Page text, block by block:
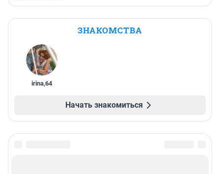
ЗНАКОМСТВА
irina,64
Начать знакомиться